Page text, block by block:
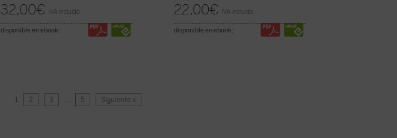
32,00€ IVA incluido
disponible en ebook:
22,00€ IVA incluido
disponible en ebook:
1 2 3 … 5 Siguiente »